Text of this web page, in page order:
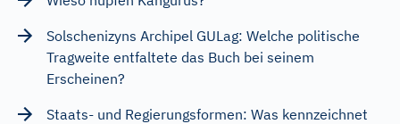
Solschenizyns Archipel GULag: Welche politische
Tragweite entfaltete das Buch bei seinem
Erscheinen?
Staats- und Regierungsformen: Was kennzeichnet